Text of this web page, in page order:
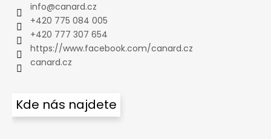
info@canard.cz
+420 775 084 005
+420 777 307 654
https://www.facebook.com/canard.cz
canard.cz
Kde nás najdete